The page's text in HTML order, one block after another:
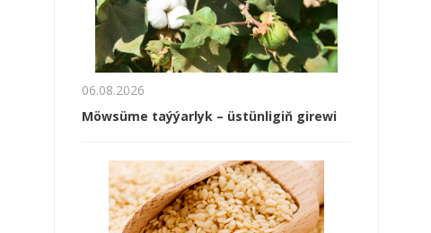
06.08.2026
Möwsüme taýýarlyk – üstünligiň girewi